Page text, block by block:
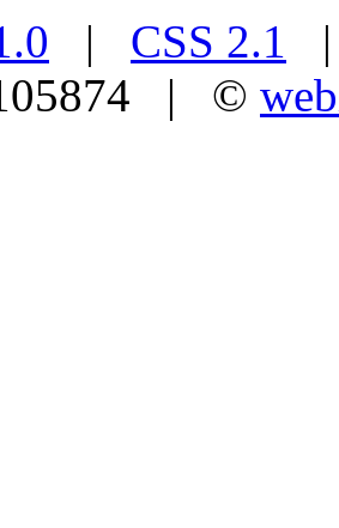
| CSS 2.1 |
| ©